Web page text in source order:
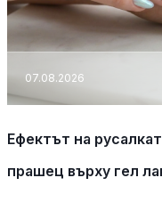
07.08.2026
Ефектът на
прашец върху гел